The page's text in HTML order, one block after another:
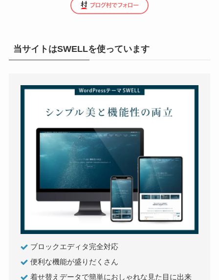
当サイトはSWELLを使っています
ブロックエディタ完全対応
便利な機能が盛りだくさん
着せ替えデータで簡単におしゃれな見た目に出来